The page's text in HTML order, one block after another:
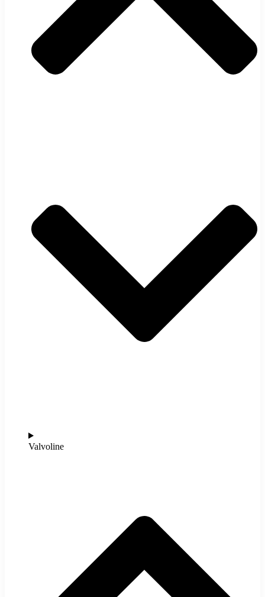
Valvoline